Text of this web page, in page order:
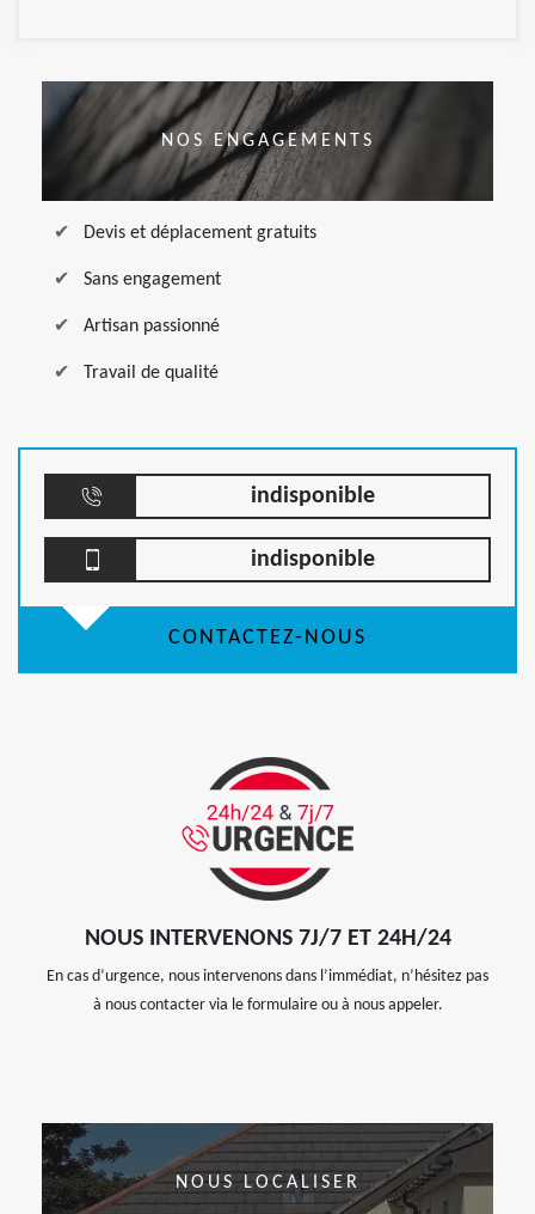
NOS ENGAGEMENTS
Devis et déplacement gratuits
Sans engagement
Artisan passionné
Travail de qualité
indisponible
indisponible
CONTACTEZ-NOUS
NOUS INTERVENONS 7J/7 ET 24H/24
En cas d’urgence, nous intervenons dans l’immédiat, n’hésitez pas
à nous contacter via le formulaire ou à nous appeler.
NOUS LOCALISER